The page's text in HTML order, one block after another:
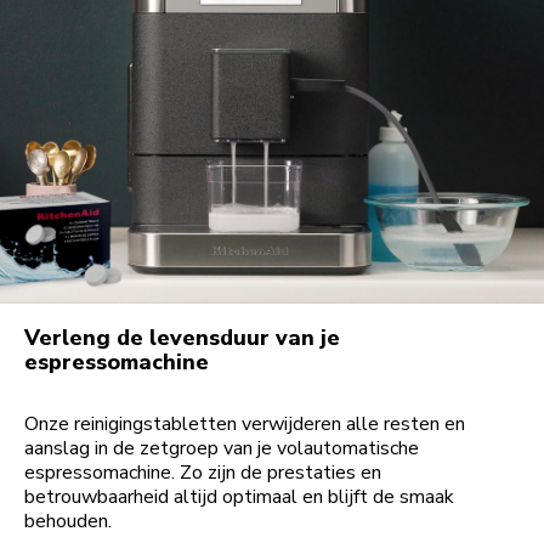
Verleng de levensduur van je
espressomachine
Onze reinigingstabletten verwijderen alle resten en
aanslag in de zetgroep van je volautomatische
espressomachine. Zo zijn de prestaties en
betrouwbaarheid altijd optimaal en blijft de smaak
behouden.